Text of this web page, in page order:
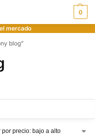
0
mercado
blog”